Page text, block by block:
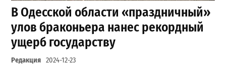
В Одесской области «праздничный»
улов браконьера нанес рекордный
ущерб государству
Редакция 2024-12-23